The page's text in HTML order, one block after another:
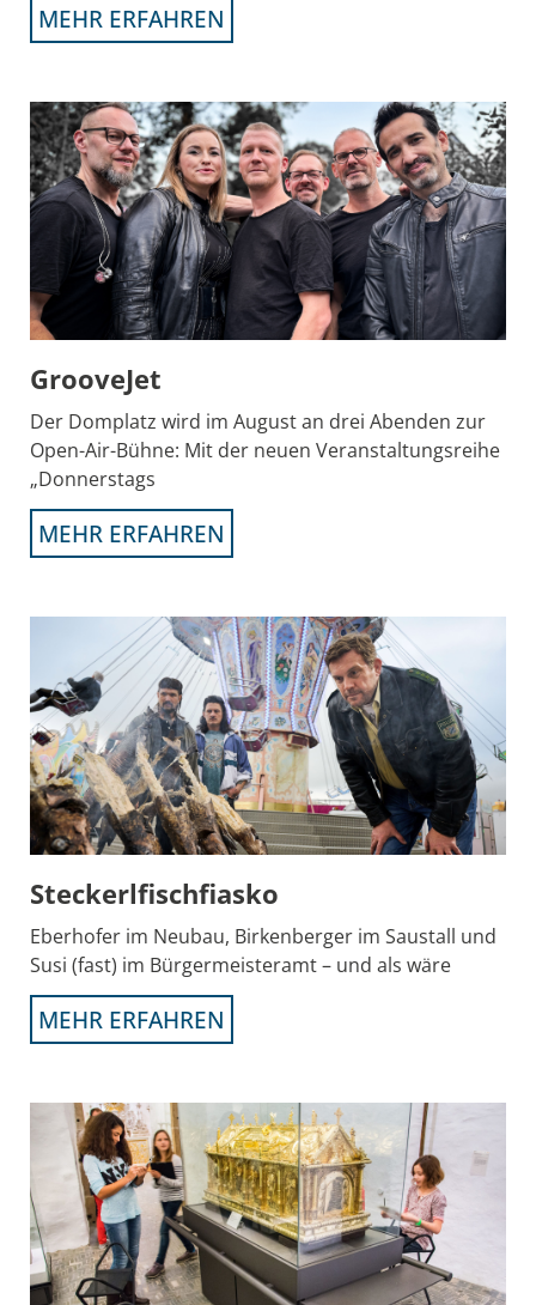
MEHR ERFAHREN
GrooveJet
Der Domplatz wird im August an drei Abenden zur
Open-Air-Bühne: Mit der neuen Veranstaltungsreihe
„Donnerstags
MEHR ERFAHREN
Steckerlfischfiasko
Eberhofer im Neubau, Birkenberger im Saustall und
Susi (fast) im Bürgermeisteramt – und als wäre
MEHR ERFAHREN